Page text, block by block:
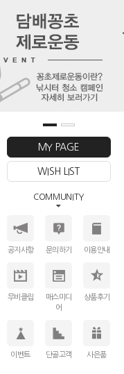
MY PAGE
WISH LIST
COMMUNITY
공지사항 문의하기 이용안내
무비클립
매스미디
어
상품후기
이벤트 단골고객 사은품
마이페이지
바다낚시